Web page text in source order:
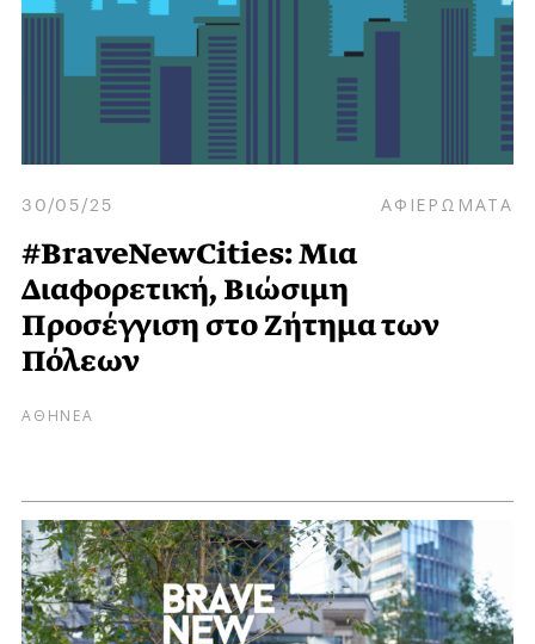
30/05/25 ΑΦΙΕΡΩΜΑΤΑ
#BraveNewCities: Μια
Διαφορετική, Βιώσιμη
Προσέγγιση στο Ζήτημα των
Πόλεων
ΑΘΗΝΕΑ